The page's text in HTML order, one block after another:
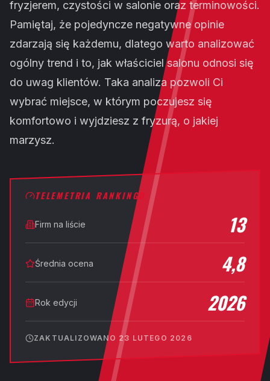
fryzjerem, czystości w salonie oraz terminowości.
Pamiętaj, że pojedyncze negatywne opinie
zdarzają się każdemu, dlatego warto analizować
ogólny trend i to, jak właściciel salonu odnosi się
do uwag klientów. Taka analiza pozwoli Ci
wybrać miejsce, w którym poczujesz się
komfortowo i wyjdziesz z fryzurą, o jakiej
marzysz.
TELEMETRIA RANKINGU
Firm na liście 13
Średnia ocena 4,8
Rok edycji 2026
ZAKTUALIZOWANO 23 LUTEGO 2026